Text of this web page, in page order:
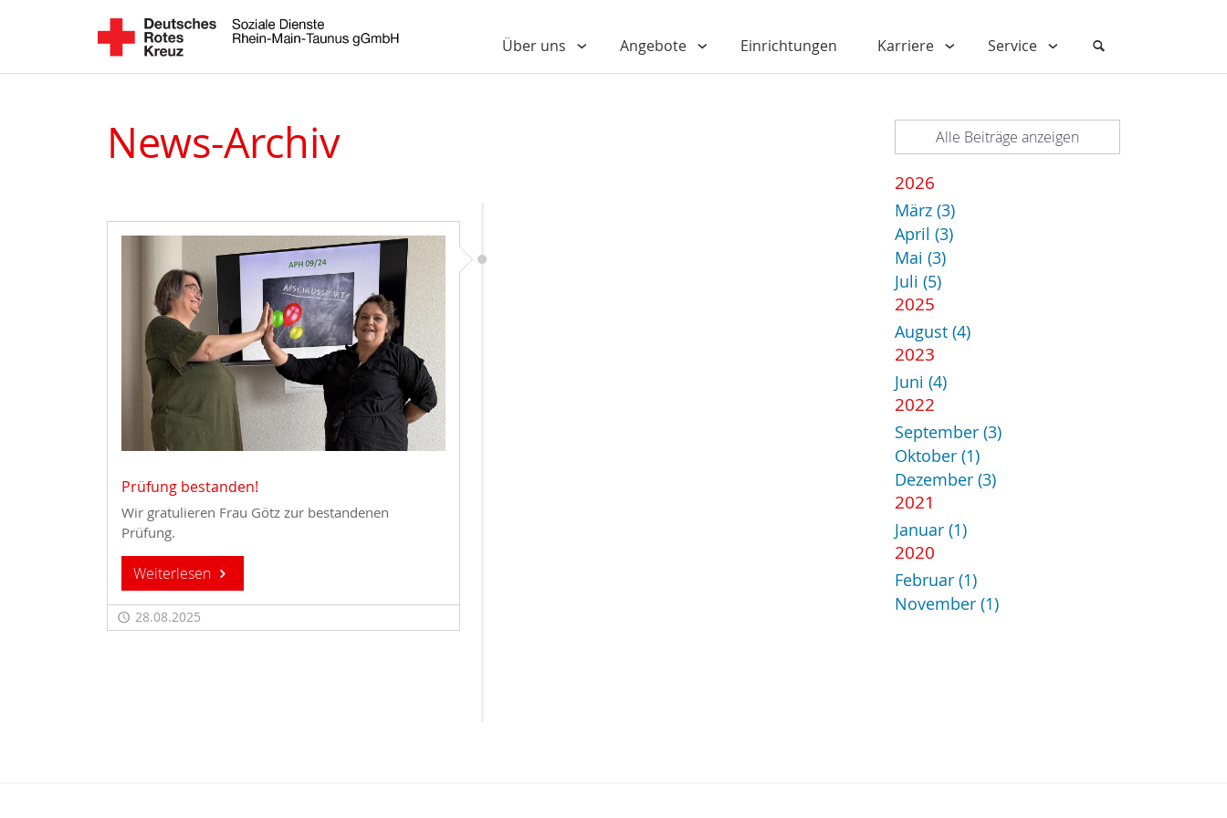
Über uns Angebote Einrichtungen Karriere Service
News-Archiv
Prüfung bestanden!
Wir gratulieren Frau Götz zur bestandenen
Prüfung.
Weiterlesen
28.08.2025
Alle Beiträge anzeigen
2026
März (3)
April (3)
Mai (3)
Juli (5)
2025
August (4)
2023
Juni (4)
2022
September (3)
Oktober (1)
Dezember (3)
2021
Januar (1)
2020
Februar (1)
November (1)